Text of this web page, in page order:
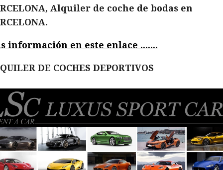
Alquiler de coche de bodas en
información en este enlace .......
DE COCHES DEPORTIVOS